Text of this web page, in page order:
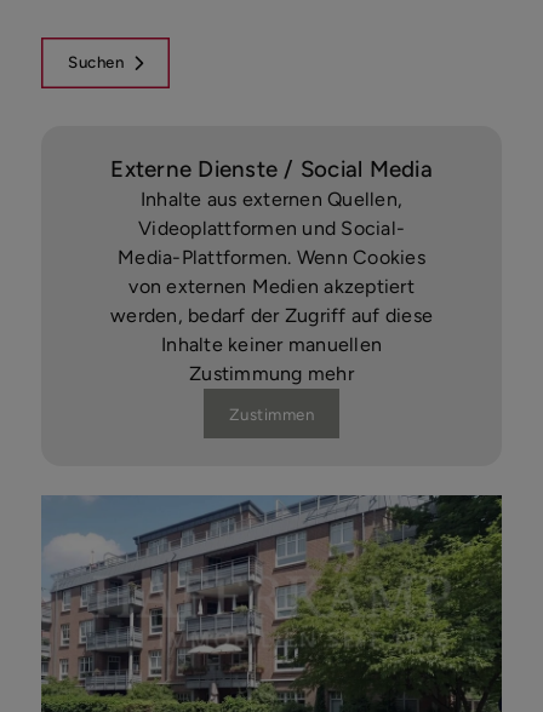
Suchen
Externe Dienste / Social Media
Inhalte aus externen Quellen,
Videoplattformen und Social-
Media-Plattformen. Wenn Cookies
von externen Medien akzeptiert
werden, bedarf der Zugriff auf diese
Inhalte keiner manuellen
Zustimmung mehr
Zustimmen